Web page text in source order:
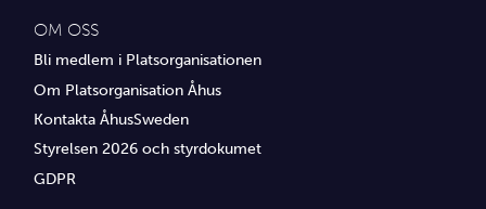
Utställningar
Vi i Åhus
Platsorganisation Åhus
OM OSS
Bli medlem i Platsorganisationen
Om Platsorganisation Åhus
Kontakta ÅhusSweden
Styrelsen 2026 och styrdokumet
GDPR